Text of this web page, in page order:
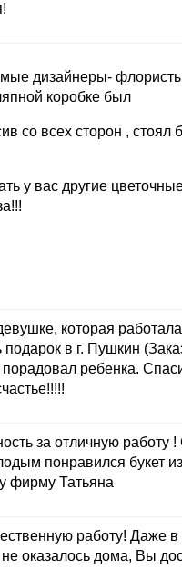
дизайнеры-
коробке был
со всех сторон ,
у вас другие
которая работала
подарок в г. Пушкин
ребенка.
за отличную работу
понравился букет
фирму Татьяна
работу! Даже в
не оказалось дома, Вы